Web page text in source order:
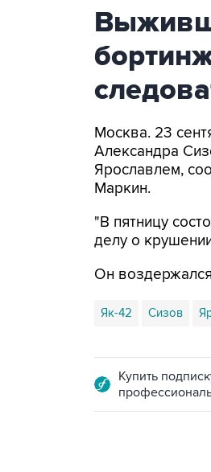
Москва. 23
Александра
Ярославлем,
Маркин.
"В пятницу
делу о
Он
Як-42 Сизов
Купить